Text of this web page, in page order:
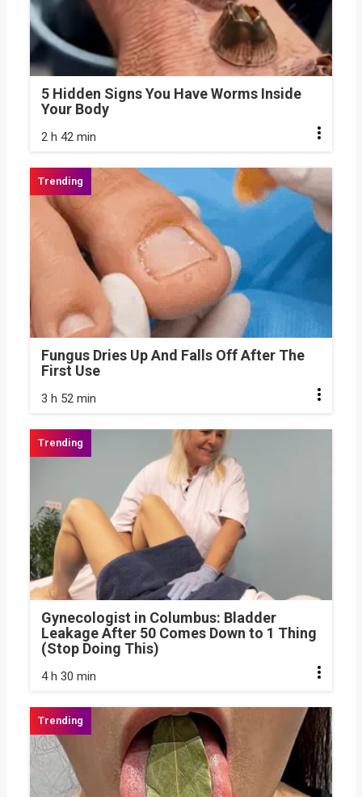
5 Hidden Signs You Have Worms Inside
Your Body
2 h 42 min
Fungus Dries Up And Falls Off After The
First Use
3 h 52 min
Gynecologist in Columbus: Bladder
Leakage After 50 Comes Down to 1 Thing
(Stop Doing This)
4 h 30 min